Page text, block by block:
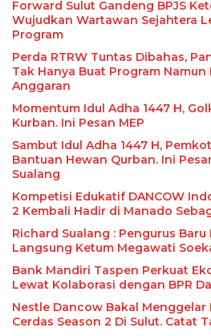
Forward Sulut Gandeng BPJS
Wujudkan Wartawan Sejahtera
Program
Perda RTRW Tuntas Dibahas,
Tak Hanya Buat Program Namun
Anggaran
Momentum Idul Adha 1447 H,
Kurban. Ini Pesan MEP
Sambut Idul Adha 1447 H,
Bantuan Hewan Qurban. Ini
Sualang
Kompetisi Edukatif DANCOW
2 Kembali Hadir di Manado
Richard Sualang : Pengurus
Langsung Ketum Megawati
Bank Mandiri Taspen Perkuat
Lewat Kolaborasi dengan BPR
Nestle Dancow Bakal
Cerdas Season 2 Di Sulut. Catat